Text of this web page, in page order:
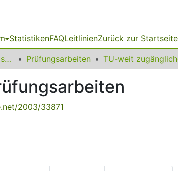
StatistikenFAQLeitlinienZurück zur Startseite
15 Fakultät für Kulturwissenschaften Prüfungsarbeiten
2003/33871